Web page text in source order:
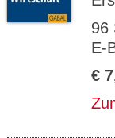
96
E-
€